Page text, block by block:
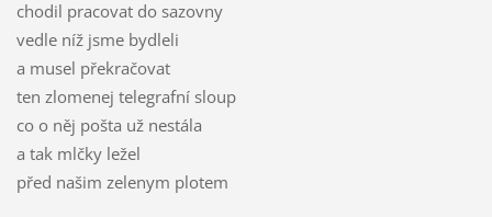
chodil pracovat do sazovny
vedle níž jsme bydleli
a musel překračovat
ten zlomenej telegrafní sloup
co o něj pošta už nestála
a tak mlčky ležel
před našim zelenym plotem